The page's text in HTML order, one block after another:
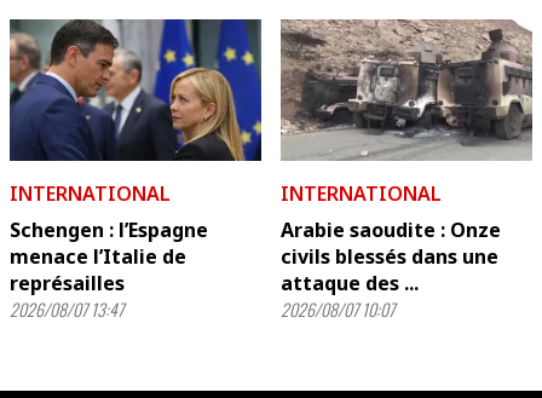
INTERNATIONAL
Schengen : l’Espagne
menace l’Italie de
représailles
2026/08/07 13:47
INTERNATIONAL
Arabie saoudite : Onze
civils blessés dans une
attaque des ...
2026/08/07 10:07